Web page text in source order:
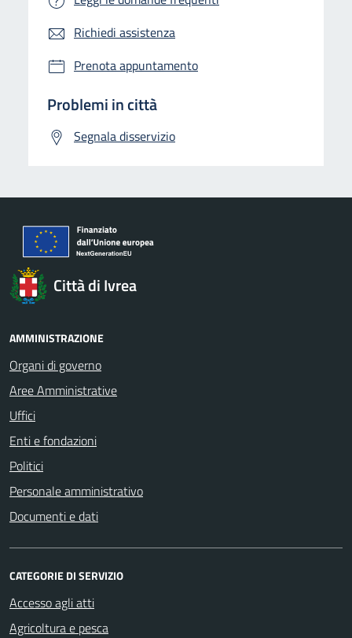
Richiedi assistenza
Prenota appuntamento
Problemi in città
Segnala disservizio
Città di Ivrea
AMMINISTRAZIONE
Organi di governo
Aree Amministrative
Uffici
Enti e fondazioni
Politici
Personale amministrativo
Documenti e dati
CATEGORIE DI SERVIZIO
Accesso agli atti
Agricoltura e pesca